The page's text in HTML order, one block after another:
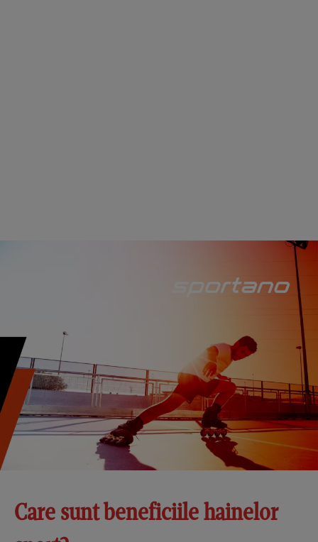
Care sunt beneficiile hainelor